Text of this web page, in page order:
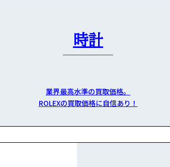
時計
業界最高水準の買取価格。
ROLEXの買取価格に自信あり！